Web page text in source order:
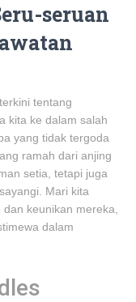
seruan
tentang
kita ke dalam salah
yang tidak tergoda
ramah dari anjing
setia, tetapi juga
Mari kita
keunikan mereka,
dalam